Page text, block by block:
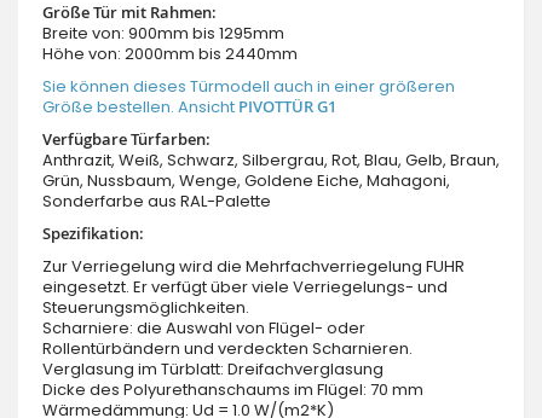
Größe Tür mit Rahmen:
Breite von: 900mm bis 1295mm
Höhe von: 2000mm bis 2440mm
Sie können dieses Türmodell auch in einer größeren
Größe bestellen. Ansicht PIVOTTÜR G1
Verfügbare Türfarben:
Anthrazit, Weiß, Schwarz, Silbergrau, Rot, Blau, Gelb, Braun,
Grün, Nussbaum, Wenge, Goldene Eiche, Mahagoni,
Sonderfarbe aus RAL-Palette
Spezifikation:
Zur Verriegelung wird die Mehrfachverriegelung FUHR
eingesetzt. Er verfügt über viele Verriegelungs- und
Steuerungsmöglichkeiten.
Scharniere: die Auswahl von Flügel- oder
Rollentürbändern und verdeckten Scharnieren.
Verglasung im Türblatt: Dreifachverglasung
Dicke des Polyurethanschaums im Flügel: 70 mm
Wärmedämmung: Ud = 1.0 W/(m2*K)